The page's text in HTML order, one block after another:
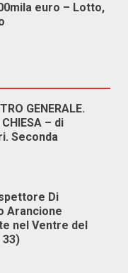
euro – Lotto,
GENERALE.
– di
Seconda
Di
Arancione
nel Ventre del